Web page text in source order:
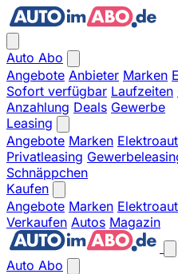
Auto Abo
Angebote Anbieter Marken
Sofort verfügbar Laufzeiten
Anzahlung Deals Gewerbe
Leasing
Angebote Marken
Privatleasing
Schnäppchen
Kaufen
Angebote Marken
Verkaufen Autos Magazin
Auto Abo